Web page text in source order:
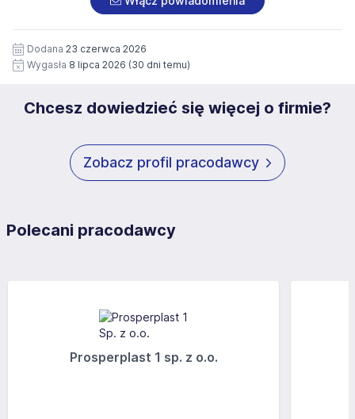
siedziby administratora.
https://www.workprofit.pl/klauzula-informacyjna.html
wizerunku), na potrzeby przyszłych rekrutacji przez okres
12 miesięcy. Zgoda jest dobrowolna i może być w każdym
czasie wycofana.
Dodana 23 czerwca 2026
Wygasła 8 lipca 2026 (30 dni temu)
Chcesz dowiedzieć się więcej o firmie?
Zobacz profil pracodawcy
Polecani pracodawcy
Prosperplast 1 sp. z o.o.